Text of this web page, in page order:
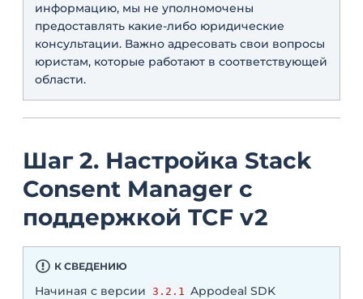
информацию, мы не уполномочены
предоставлять какие-либо юридические
консультации. Важно адресовать свои вопросы
юристам, которые работают в соответствующей
области.
Шаг 2. Настройка Stack
Consent Manager c
поддержкой TCF v2
К СВЕДЕНИЮ
Начиная с версии 3.2.1 Appodeal SDK